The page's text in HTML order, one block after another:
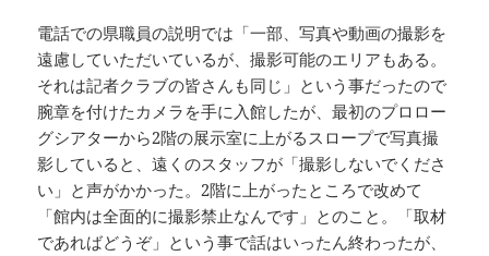
電話での県職員の説明では「一部、写真や動画の撮影を
遠慮していただいているが、撮影可能のエリアもある。
それは記者クラブの皆さんも同じ」という事だったので
腕章を付けたカメラを手に入館したが、最初のプロロー
グシアターから2階の展示室に上がるスロープで写真撮
影していると、遠くのスタッフが「撮影しないでくださ
い」と声がかかった。2階に上がったところで改めて
「館内は全面的に撮影禁止なんです」とのこと。「取材
であればどうぞ」という事で話はいったん終わったが、